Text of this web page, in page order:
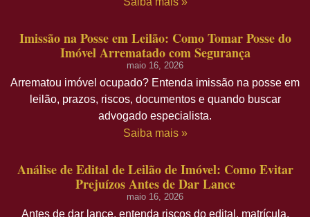
Imissão na Posse em Leilão: Como Tomar Posse do
Imóvel Arrematado com Segurança
maio 16, 2026
Arrematou imóvel ocupado? Entenda imissão na posse em
leilão, prazos, riscos, documentos e quando buscar
advogado especialista.
Saiba mais »
Análise de Edital de Leilão de Imóvel: Como Evitar
Prejuízos Antes de Dar Lance
maio 16, 2026
Antes de dar lance, entenda riscos do edital, matrícula,